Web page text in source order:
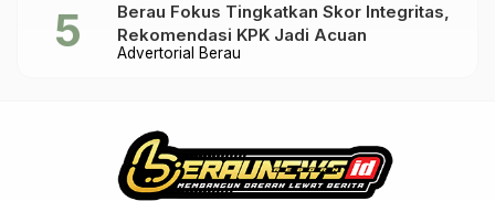
Advertorial Berau
Berau Fokus Tingkatkan Skor Integritas,
Rekomendasi KPK Jadi Acuan